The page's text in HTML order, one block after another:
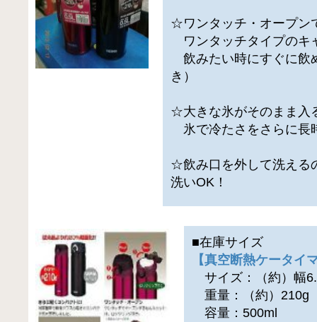
☆ワンタッチ・オープン
ワンタッチタイプのキ
飲みたい時にすぐに飲
き）
☆大きな氷がそのまま入
氷で冷たさをさらに長
☆飲み口を外して洗える
洗いOK！
■在庫サイズ
【真空断熱ケータ
サイズ：（約）幅
重量：（約）210g
容量：500ml